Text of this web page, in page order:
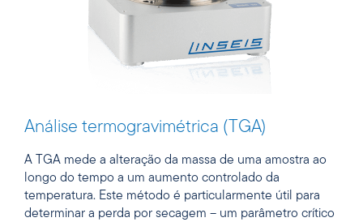
Análise termogravimétrica (TGA)
A TGA mede a alteração da massa de uma amostra ao
longo do tempo a um aumento controlado da
temperatura. Este método é particularmente útil para
determinar a perda por secagem – um parâmetro crítico